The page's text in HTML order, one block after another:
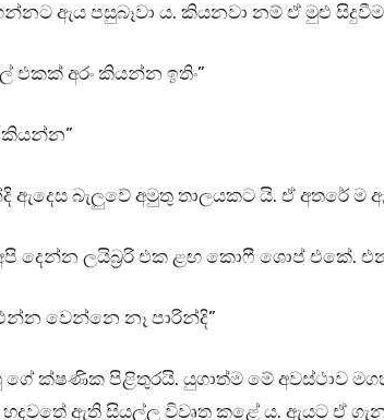
ඇය පසුබෑවා ය. කියනවා නම් ඒ මුළු
එකක් අරං කියන්න ඉතිං”
කියන්න”
ඇදෙස බැලුවේ අමුතු තාලයකට යි. ඒ අතරේ ම
දෙන්න ලයිබ්‍රරි එක ළඟ කොෆී ශොප් එකේ.
වෙන්නෙ නෑ පාරින්දි”
ක්ෂණික පිළිතුරයි. යුගාත්ම මේ අවස්ථාව
හදවතේ ඇති සියල්ල විවෘත කළේ ය. ඇයට ඒ